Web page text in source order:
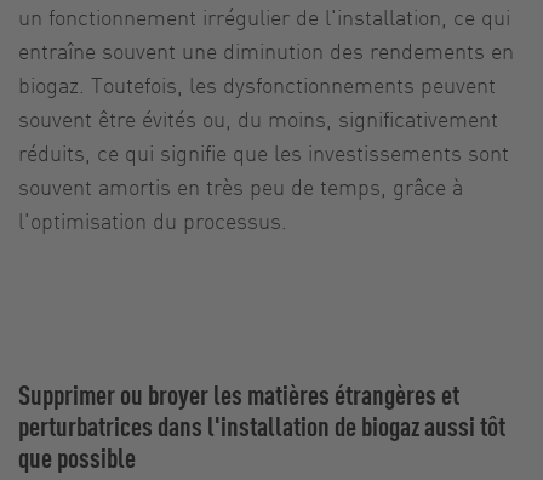
un fonctionnement irrégulier de l'installation, ce qui
entraîne souvent une diminution des rendements en
biogaz. Toutefois, les dysfonctionnements peuvent
souvent être évités ou, du moins, significativement
réduits, ce qui signifie que les investissements sont
souvent amortis en très peu de temps, grâce à
l'optimisation du processus.
Supprimer ou broyer les matières étrangères et
perturbatrices dans l'installation de biogaz aussi tôt
que possible